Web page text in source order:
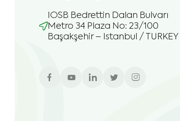
IOSB Bedrettin Dalan Bulvarı
Metro 34 Plaza No: 23/100
Başakşehir – Istanbul / TURKEY